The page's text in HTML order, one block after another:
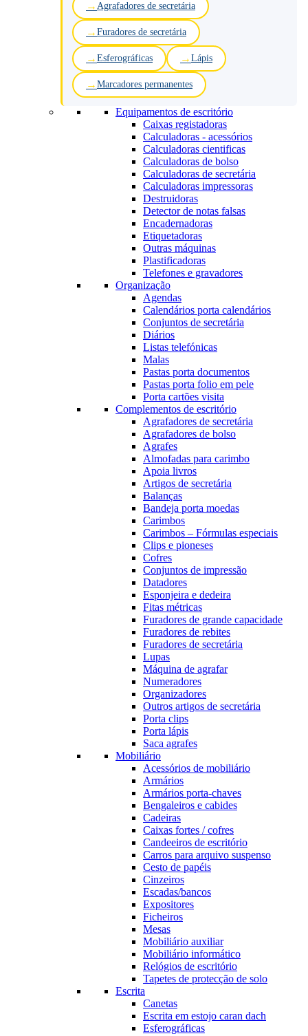
Agrafadores de secretária
Furadores de secretária
Esferográficas Lápis
Marcadores permanentes
Equipamentos de escritório
Caixas registadoras
Calculadoras - acessórios
Calculadoras cientificas
Calculadoras de bolso
Calculadoras de secretária
Calculadoras impressoras
Destruidoras
Detector de notas falsas
Encadernadoras
Etiquetadoras
Outras máquinas
Plastificadoras
Telefones e gravadores
Organização
Agendas
Calendários porta calendários
Conjuntos de secretária
Diários
Listas telefónicas
Malas
Pastas porta documentos
Pastas porta folio em pele
Porta cartões visita
Complementos de escritório
Agrafadores de secretária
Agrafadores de bolso
Agrafes
Almofadas para carimbo
Apoia livros
Artigos de secretária
Balanças
Bandeja porta moedas
Carimbos
Carimbos – Fórmulas especiais
Clips e pioneses
Cofres
Conjuntos de impressão
Datadores
Esponjeira e dedeira
Fitas métricas
Furadores de grande capacidade
Furadores de rebites
Furadores de secretária
Lupas
Máquina de agrafar
Numeradores
Organizadores
Outros artigos de secretária
Porta clips
Porta lápis
Saca agrafes
Mobiliário
Acessórios de mobiliário
Armários
Armários porta-chaves
Bengaleiros e cabides
Cadeiras
Caixas fortes / cofres
Candeeiros de escritório
Carros para arquivo suspenso
Cesto de papéis
Cinzeiros
Escadas/bancos
Expositores
Ficheiros
Mesas
Mobiliário auxiliar
Mobiliário informático
Relógios de escritório
Tapetes de protecção de solo
Escrita
Canetas
Escrita em estojo caran dach
Esferográficas